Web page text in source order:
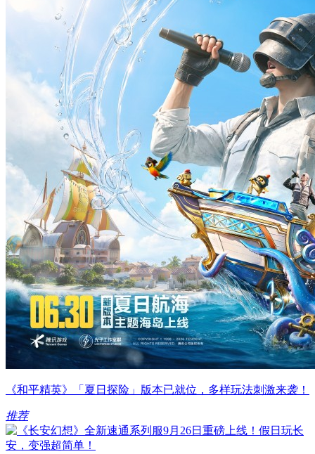
《和平精英》「夏日探险」版本已就位，多样玩法刺激来袭！
推荐